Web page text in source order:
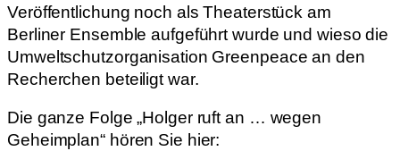
Veröffentlichung noch als Theaterstück am
Berliner Ensemble aufgeführt wurde und wieso die
Umweltschutzorganisation Greenpeace an den
Recherchen beteiligt war.
Die ganze Folge „Holger ruft an … wegen
Geheimplan“ hören Sie hier: